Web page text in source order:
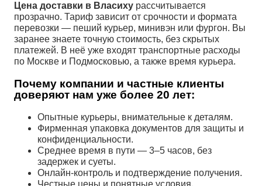
Цена доставки в Власиху рассчитывается
прозрачно. Тариф зависит от срочности и формата
перевозки — пеший курьер, минивэн или фургон. Вы
заранее знаете точную стоимость, без скрытых
платежей. В неё уже входят транспортные расходы
по Москве и Подмосковью, а также время курьера.
Почему компании и частные клиенты
доверяют нам уже более 20 лет:
Опытные курьеры, внимательные к деталям.
Фирменная упаковка документов для защиты и
конфиденциальности.
Среднее время в пути — 3–5 часов, без
задержек и суеты.
Онлайн-контроль и подтверждение получения.
Честные цены и понятные условия.